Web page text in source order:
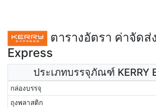
ตารางอัตรา ค่าจัดส่
Express
ประเภทบรรจุภัณฑ์ KERRY
กล่องบรรจุ
ถุงพลาสติก